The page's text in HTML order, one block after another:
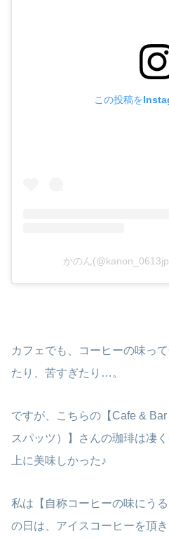
この投稿を
かのん
カフェでも、コーヒーの味っ
たり、苦すぎたり…。
ですが、こちらの【Cafe &
スパッツ）】さんの珈琲は凄
上に美味しかった♪
私は【自称コーヒーの味にう
の日は、アイスコーヒーを頂